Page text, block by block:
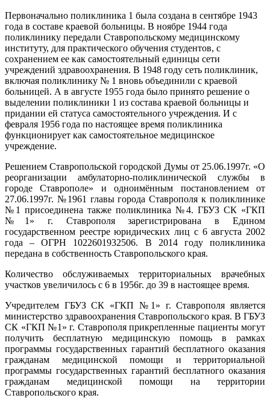
Первоначально поликлиника 1 была создана в сентябре 1943
года в составе краевой больницы. В ноябре 1944 года
поликлинику передали Ставропольскому медицинскому
институту, для практического обучения студентов, с
сохранением ее как самостоятельный единицы сети
учреждений здравоохранения. В 1948 году сеть поликлиник,
включая поликлинику № 1 вновь объединили с краевой
больницей. А в августе 1955 года было принято решение о
выделении поликлиники 1 из состава краевой больницы и
придании ей статуса самостоятельного учреждения. И с
февраля 1956 года по настоящее время поликлиника
функционирует как самостоятельное медицинское
учреждение.
Решением Ставропольской городской Думы от 25.06.1997г. «О
реорганизации амбулаторно-поликлинической службы в
городе Ставрополе» и одноимённым постановлением от
27.06.1997г. №1961 главы города Ставрополя к поликлинике
№1 присоединена также поликлиника №4. ГБУЗ СК «ГКП
№1» г. Ставрополя зарегистрирована в Едином
государственном реестре юридических лиц с 6 августа 2002
года – ОГРН 1022601932506. В 2014 году поликлиника
передана в собственность Ставропольского края.
Количество обслуживаемых территориальных врачебных
участков увеличилось с 6 в 1956г. до 39 в настоящее время.
Учредителем ГБУЗ СК «ГКП №1» г. Ставрополя является
министерство здравоохранения Ставропольского края. В ГБУЗ
СК «ГКП №1» г. Ставрополя прикрепленные пациенты могут
получить бесплатную медицинскую помощь в рамках
программы государственных гарантий бесплатного оказания
гражданам медицинской помощи и территориальной
программы государственных гарантий бесплатного оказания
гражданам медицинской помощи на территории
Ставропольского края.